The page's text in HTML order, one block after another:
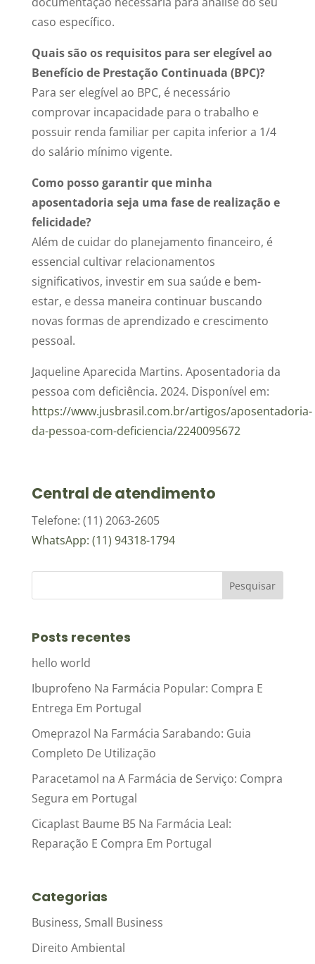
caso específico.
Quais são os requisitos para ser elegível ao
Benefício de Prestação Continuada (BPC)?
Para ser elegível ao BPC, é necessário
comprovar incapacidade para o trabalho e
possuir renda familiar per capita inferior a 1/4
do salário mínimo vigente.
Como posso garantir que minha
aposentadoria seja uma fase de realização e
felicidade?
Além de cuidar do planejamento financeiro, é
essencial cultivar relacionamentos
significativos, investir em sua saúde e bem-
estar, e dessa maneira continuar buscando
novas formas de aprendizado e crescimento
pessoal.
Jaqueline Aparecida Martins. Aposentadoria da
pessoa com deficiência. 2024. Disponível em:
https://www.jusbrasil.com.br/artigos/aposentadoria-
da-pessoa-com-deficiencia/2240095672
Central de atendimento
Telefone: (11) 2063-2605
WhatsApp: (11) 94318-1794
Posts recentes
hello world
Ibuprofeno Na Farmácia Popular: Compra E
Entrega Em Portugal
Omeprazol Na Farmácia Sarabando: Guia
Completo De Utilização
Paracetamol na A Farmácia de Serviço: Compra
Segura em Portugal
Cicaplast Baume B5 Na Farmácia Leal:
Reparação E Compra Em Portugal
Categorias
Business, Small Business
Direito Ambiental